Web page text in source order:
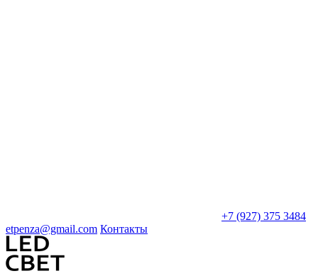
+7 (927) 375 3484
etpenza@gmail.com Контакты